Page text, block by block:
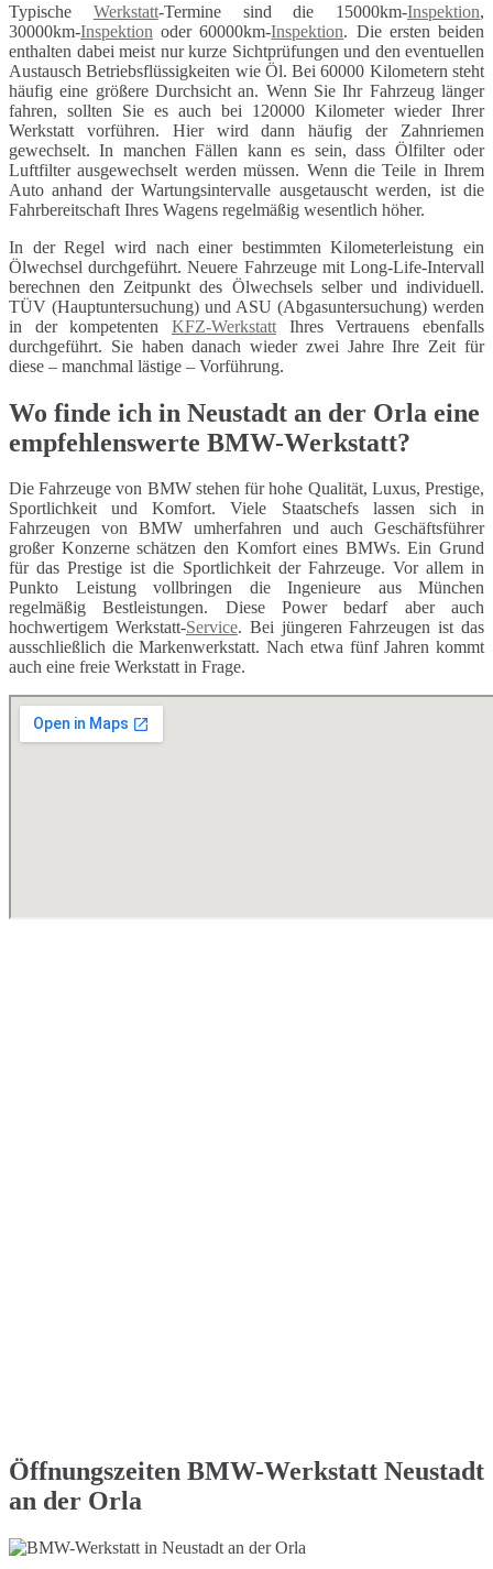
Typische Werkstatt-Termine sind die 15000km-Inspektion,
30000km-Inspektion oder 60000km-Inspektion. Die ersten beiden
enthalten dabei meist nur kurze Sichtprüfungen und den eventuellen
Austausch Betriebsflüssigkeiten wie Öl. Bei 60000 Kilometern steht
häufig eine größere Durchsicht an. Wenn Sie Ihr Fahrzeug länger
fahren, sollten Sie es auch bei 120000 Kilometer wieder Ihrer
Werkstatt vorführen. Hier wird dann häufig der Zahnriemen
gewechselt. In manchen Fällen kann es sein, dass Ölfilter oder
Luftfilter ausgewechselt werden müssen. Wenn die Teile in Ihrem
Auto anhand der Wartungsintervalle ausgetauscht werden, ist die
Fahrbereitschaft Ihres Wagens regelmäßig wesentlich höher.
In der Regel wird nach einer bestimmten Kilometerleistung ein
Ölwechsel durchgeführt. Neuere Fahrzeuge mit Long-Life-Intervall
berechnen den Zeitpunkt des Ölwechsels selber und individuell.
TÜV (Hauptuntersuchung) und ASU (Abgasuntersuchung) werden
in der kompetenten KFZ-Werkstatt Ihres Vertrauens ebenfalls
durchgeführt. Sie haben danach wieder zwei Jahre Ihre Zeit für
diese – manchmal lästige – Vorführung.
Wo finde ich in Neustadt an der Orla eine
empfehlenswerte BMW-Werkstatt?
Die Fahrzeuge von BMW stehen für hohe Qualität, Luxus, Prestige,
Sportlichkeit und Komfort. Viele Staatschefs lassen sich in
Fahrzeugen von BMW umherfahren und auch Geschäftsführer
großer Konzerne schätzen den Komfort eines BMWs. Ein Grund
für das Prestige ist die Sportlichkeit der Fahrzeuge. Vor allem in
Punkto Leistung vollbringen die Ingenieure aus München
regelmäßig Bestleistungen. Diese Power bedarf aber auch
hochwertigem Werkstatt-Service. Bei jüngeren Fahrzeugen ist das
ausschließlich die Markenwerkstatt. Nach etwa fünf Jahren kommt
auch eine freie Werkstatt in Frage.
Öffnungszeiten BMW-Werkstatt Neustadt
an der Orla